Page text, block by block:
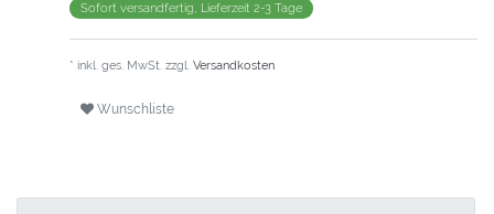
Sofort versandfertig, Lieferzeit 2-3 Tage
* inkl. ges. MwSt. zzgl. Versandkosten
Wunschliste